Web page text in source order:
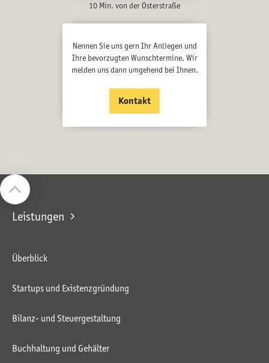
10 Min. von der Osterstraße
Nennen Sie uns gern Ihr Anliegen und
Ihre bevorzugten Wunschtermine. Wir
melden uns dann umgehend bei Ihnen.
Kontakt
Späte Termine bis 20h – im „Notfall“
am Wochenende
Leistungen
Überblick
Startups und Existenzgründung
Bilanz- und Steuergestaltung
Buchhaltung und Gehälter